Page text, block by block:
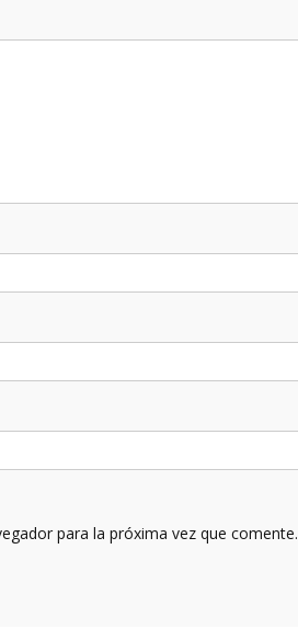
para la próxima vez que comente.